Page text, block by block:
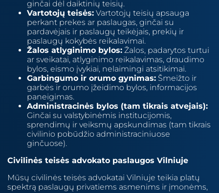
ginčai dėl daiktinių teisių.
Vartotojų teisės: Vartotojų teisių apsauga
perkant prekes ar paslaugas, ginčai su
pardavėjais ir paslaugų teikėjais, prekių ir
paslaugų kokybės reikalavimai.
Žalos atlyginimo bylos: Žalos, padarytos turtui
ar sveikatai, atlyginimo reikalavimas, draudimo
bylos, eismo įvykiai, nelaimingi atsitikimai.
Garbingumo ir orumo gynimas: Šmeižto ir
garbės ir orumo įžeidimo bylos, informacijos
paneigimas.
Administracinės bylos (tam tikrais atvejais):
Ginčai su valstybinėmis institucijomis,
sprendimų ir veiksmų apskundimas (tam tikrais
civilinio pobūdžio administraciniuose
ginčuose).
Civilinės teisės advokato paslaugos Vilniuje
Mūsų civilinės teisės advokatai Vilniuje teikia platų
spektrą paslaugų privatiems asmenims ir įmonėms,